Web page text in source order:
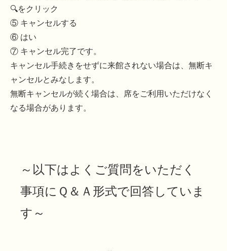
🔍をクリック
⑤ キャンセルする
⑥ はい
⑦ キャンセル完了です。
キャンセル手続きをせずに来館されない場合は、無断キ
ャンセルとみなします。
無断キャンセルが続く場合は、席をご利用いただけなく
なる場合があります。
～以下はよくご質問をいただく
事項にＱ＆Ａ形式で回答していま
す～